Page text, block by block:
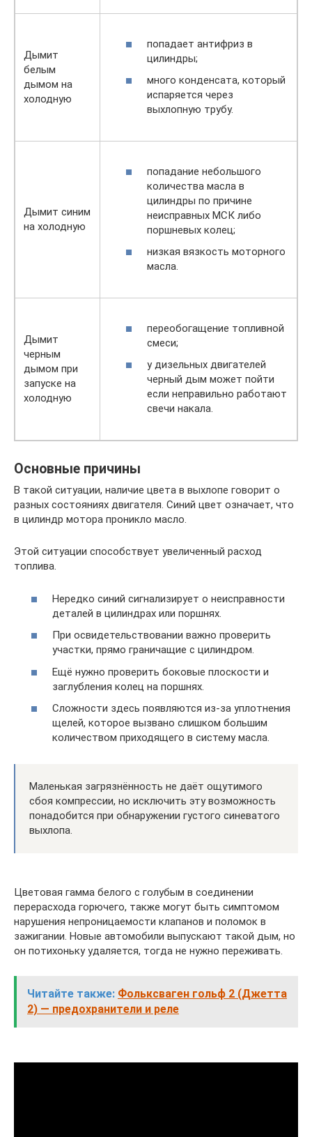
Дымит
белым
дымом на
холодную
попадает антифриз в
цилиндры;
много конденсата, который
испаряется через
выхлопную трубу.
Дымит синим
на холодную
попадание небольшого
количества масла в
цилиндры по причине
неисправных МСК либо
поршневых колец;
низкая вязкость моторного
масла.
Дымит
черным
дымом при
запуске на
холодную
переобогащение топливной
смеси;
у дизельных двигателей
черный дым может пойти
если неправильно работают
свечи накала.
Основные причины
В такой ситуации, наличие цвета в выхлопе говорит о
разных состояниях двигателя. Синий цвет означает, что
в цилиндр мотора проникло масло.
Этой ситуации способствует увеличенный расход
топлива.
Нередко синий сигнализирует о неисправности
деталей в цилиндрах или поршнях.
При освидетельствовании важно проверить
участки, прямо граничащие с цилиндром.
Ещё нужно проверить боковые плоскости и
заглубления колец на поршнях.
Сложности здесь появляются из-за уплотнения
щелей, которое вызвано слишком большим
количеством приходящего в систему масла.
Маленькая загрязнённость не даёт ощутимого
сбоя компрессии, но исключить эту возможность
понадобится при обнаружении густого синеватого
выхлопа.
Цветовая гамма белого с голубым в соединении
перерасхода горючего, также могут быть симптомом
нарушения непроницаемости клапанов и поломок в
зажигании. Новые автомобили выпускают такой дым, но
он потихоньку удаляется, тогда не нужно переживать.
Читайте также: Фольксваген гольф 2 (Джетта
2) — предохранители и реле